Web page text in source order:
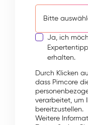
Ja, ich
erhalten.
Durch Klicken
dass Pimcore
verarbeitet, um
bereitzustellen.
Weitere